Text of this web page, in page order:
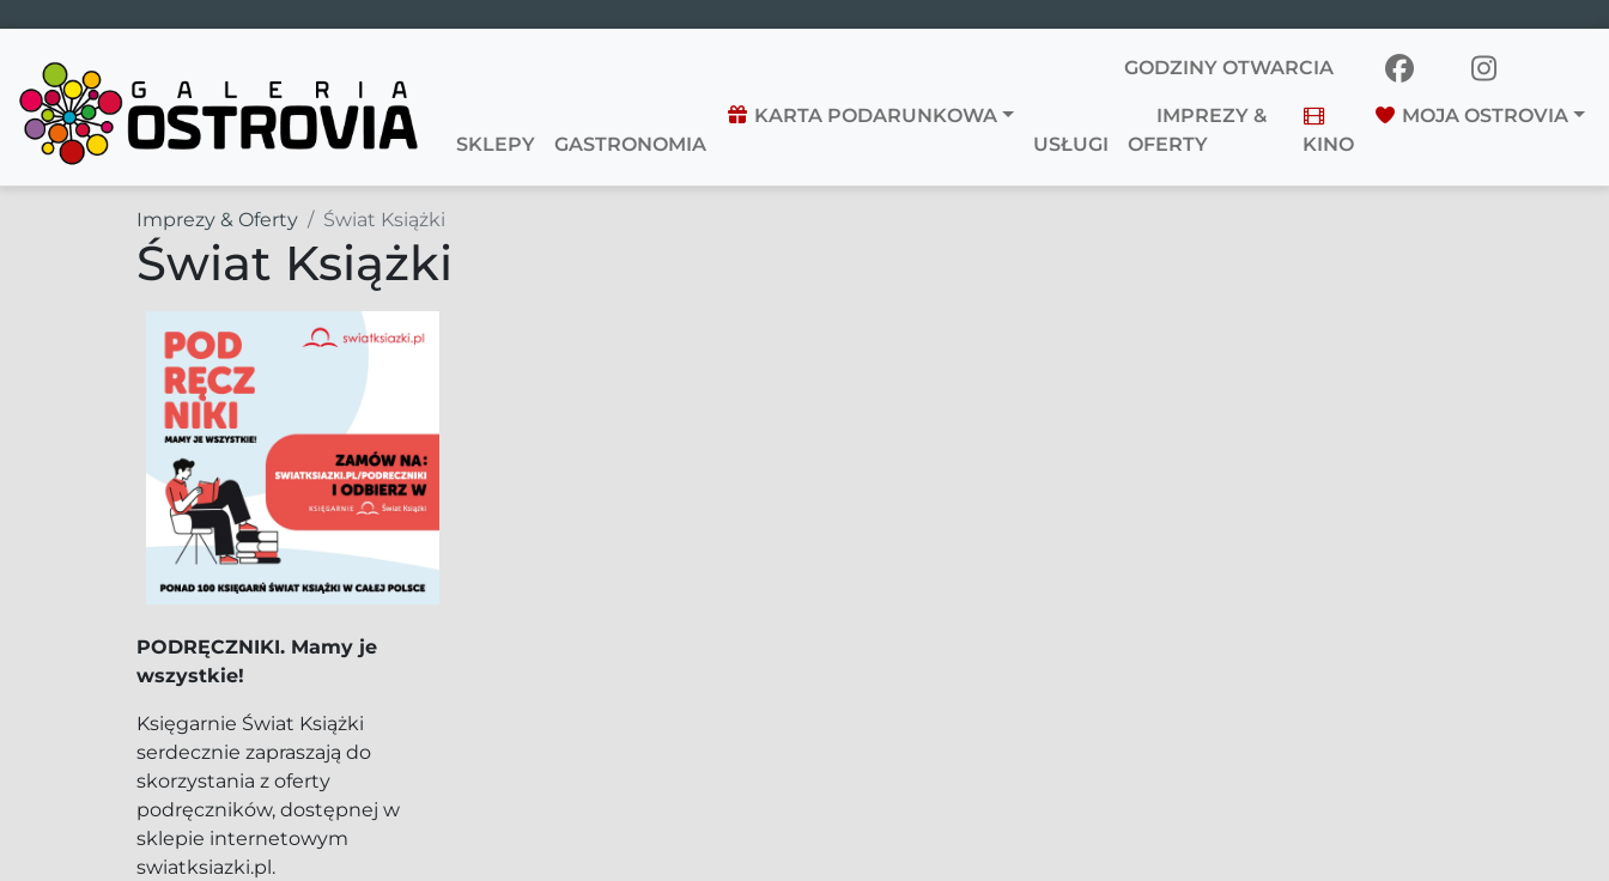
Main Navigation
GODZINY OTWARCIA
SKLEPY GASTRONOMIA
KARTA PODARUNKOWA
USŁUGI
IMPREZY &
OFERTY
KINO
MOJA OSTROVIA
Imprezy & Oferty Świat Książki
Świat Książki
PODRĘCZNIKI. Mamy je
wszystkie!
Księgarnie Świat Książki
serdecznie zapraszają do
skorzystania z oferty
podręczników, dostępnej w
sklepie internetowym
swiatksiazki.pl.